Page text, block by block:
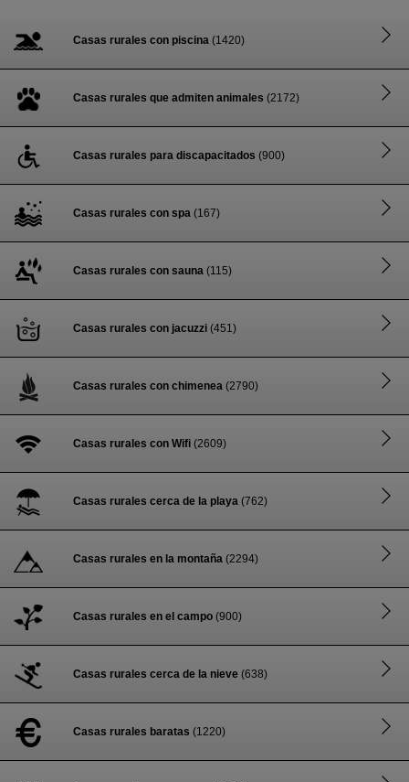
Casas rurales con piscina (1420)
Casas rurales que admiten animales (2172)
Casas rurales para discapacitados (900)
Casas rurales con spa (167)
Casas rurales con sauna (115)
Casas rurales con jacuzzi (451)
Casas rurales con chimenea (2790)
Casas rurales con Wifi (2609)
Casas rurales cerca de la playa (762)
Casas rurales en la montaña (2294)
Casas rurales en el campo (900)
Casas rurales cerca de la nieve (638)
Casas rurales baratas (1220)